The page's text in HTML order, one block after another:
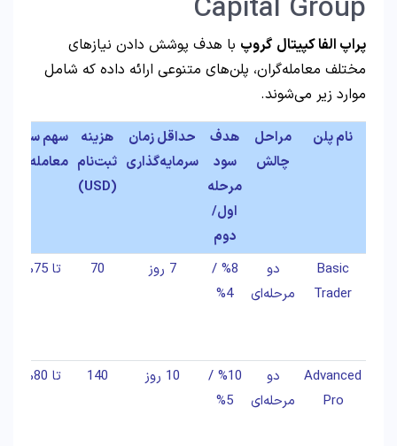
Capital Group
پراپ الفا کپیتال گروپ با هدف پوشش دادن نیازهای
مختلف معامله‌گران، پلن‌های متنوعی ارائه داده که شامل
موارد زیر می‌شوند.
نام پلن
مراحل
چالش
هدف
سود
مرحله
اول/
دوم
حداقل زمان
سرمایه‌گذاری
هزینه
ثبت‌نام
(USD)
سهم سود
معامله‌گر
Basic
Trader
دو
مرحله‌ای
%8 /
%4
7 روز 70 تا 75%
Advanced
Pro
دو
مرحله‌ای
%10 /
%5
10 روز 140
تا 80%